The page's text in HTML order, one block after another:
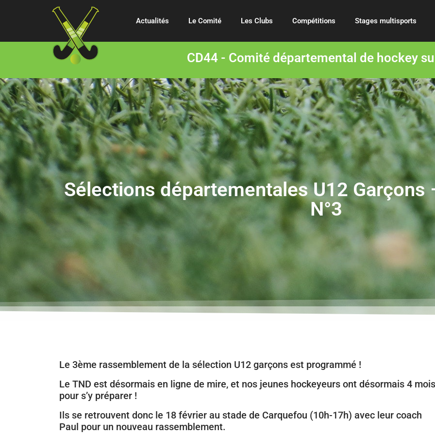
Actualités Le Comité Les Clubs Compétitions Stages multisports
CD44 - Comité départemental de hockey
Sélections départementales U12 Garçons
N°3
Le 3ème rassemblement de la sélection U12 garçons est programmé !
Le TND est désormais en ligne de mire, et nos jeunes hockeyeurs ont désormais 4 mois
pour s’y préparer !
Ils se retrouvent donc le 18 février au stade de Carquefou (10h-17h) avec leur coach
Paul pour un nouveau rassemblement.